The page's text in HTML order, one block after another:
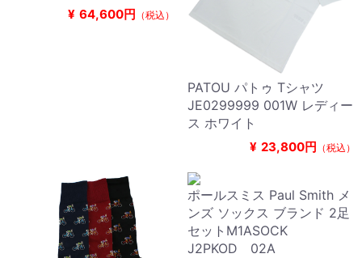
¥ 64,600円 （税込）
PATOU パトゥ Tシャツ
JE0299999 001W レディー
ス ホワイト
¥ 23,800円 （税込）
ポールスミス Paul Smith メ
ンズ ソックス ブランド 2足
セットM1ASOCK
J2PKOD 02A